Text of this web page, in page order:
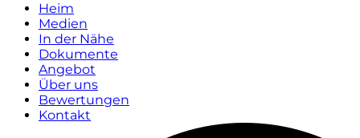
Heim
Medien
In der Nähe
Dokumente
Angebot
Über uns
Bewertungen
Kontakt